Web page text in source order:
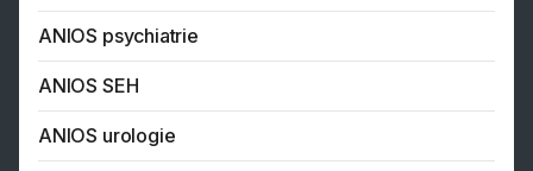
ANIOS psychiatrie
ANIOS SEH
ANIOS urologie